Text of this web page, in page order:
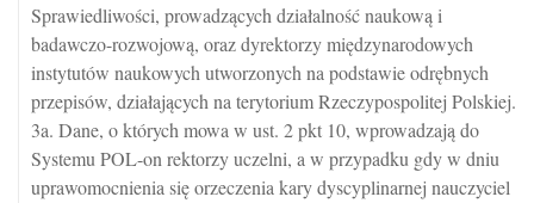
Sprawiedliwości, prowadzących działalność naukową i
badawczo-rozwojową, oraz dyrektorzy międzynarodowych
instytutów naukowych utworzonych na podstawie odrębnych
przepisów, działających na terytorium Rzeczypospolitej Polskiej.
3a. Dane, o których mowa w ust. 2 pkt 10, wprowadzają do
Systemu POL-on rektorzy uczelni, a w przypadku gdy w dniu
uprawomocnienia się orzeczenia kary dyscyplinarnej nauczyciel